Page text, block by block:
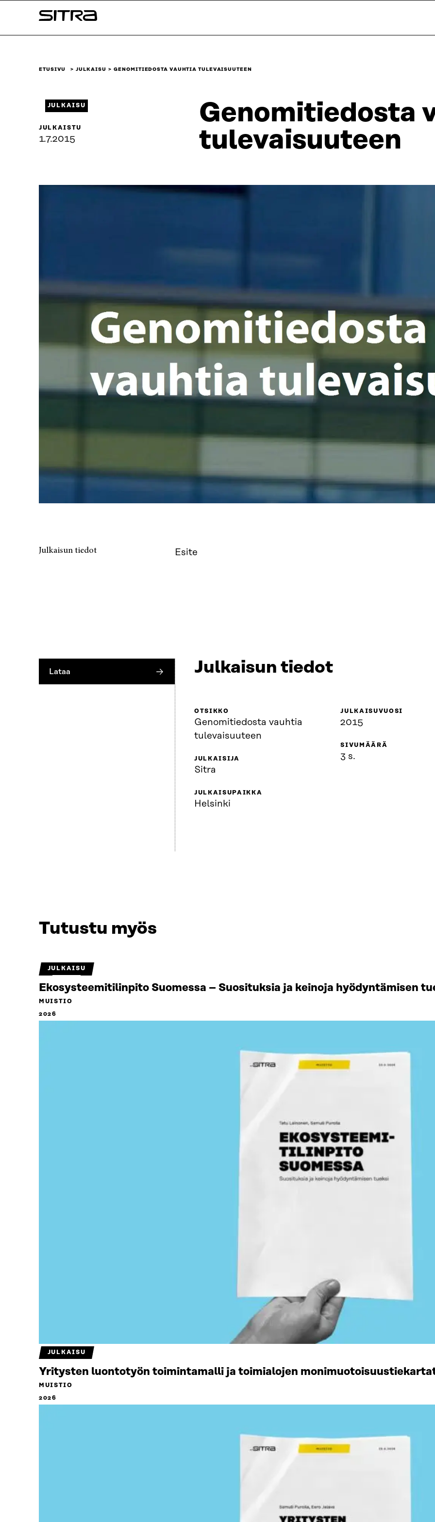
sisältöön
Sitra
ETUSIVU JULKAISU GENOMITIEDOSTA VAUHTIA TULEVAISUUTEEN
Genomitiedosta
tulevaisuuteen
JULKAISU
JULKAISTU
1.7.2015
Julkaisun tiedot Esite
Lataa Julkaisun tiedot
OTSIKKO
Genomitiedosta vauhtia
tulevaisuuteen
JULKAISIJA
Sitra
JULKAISUPAIKKA
Helsinki
JULKAISUVUOSI
2015
SIVUMÄÄRÄ
3 s.
Tutustu myös
JULKAISU
Ekosysteemitilinpito Suomessa – Suosituksia ja keinoja hyödyntämisen
MUISTIO
2026
JULKAISU
Yritysten luontotyön toimintamalli ja toimialojen
MUISTIO
2026